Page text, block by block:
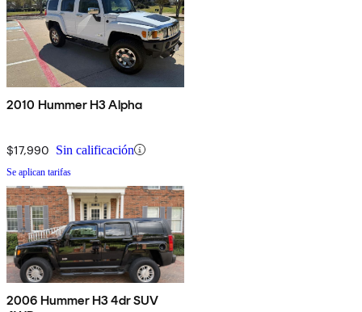
2010 Hummer H3 Alpha
$17,990 Sin calificación
Se aplican tarifas
2006 Hummer H3 4dr SUV